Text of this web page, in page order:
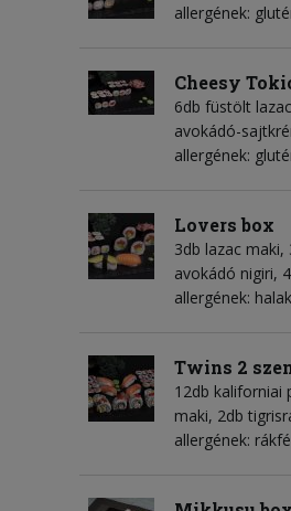
allergének:
Cheesy
6db füstölt
avokádó-
allergének:
Lovers box
3db lazac
avokádó nigiri,
allergének:
Twins 2
12db kaliforniai
maki, 2db
allergének: